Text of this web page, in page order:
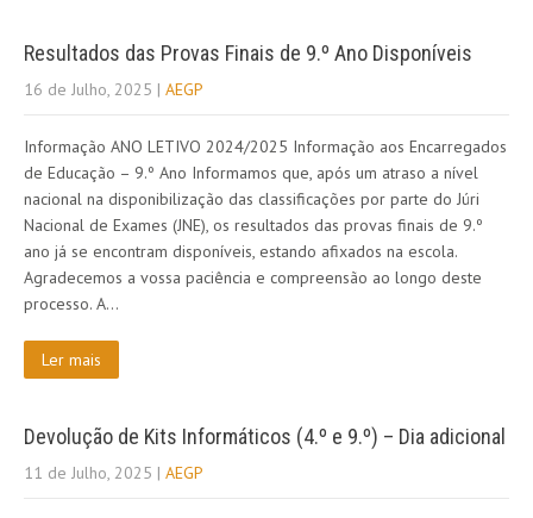
Resultados das Provas Finais de 9.º Ano Disponíveis
16 de Julho, 2025 | AEGP
Informação ANO LETIVO 2024/2025 Informação aos Encarregados
de Educação – 9.º Ano Informamos que, após um atraso a nível
nacional na disponibilização das classificações por parte do Júri
Nacional de Exames (JNE), os resultados das provas finais de 9.º
ano já se encontram disponíveis, estando afixados na escola.
Agradecemos a vossa paciência e compreensão ao longo deste
processo. A…
Ler mais
Devolução de Kits Informáticos (4.º e 9.º) – Dia adicional
11 de Julho, 2025 | AEGP